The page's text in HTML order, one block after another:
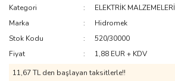
Kategori
ELEKTRİK MALZEMELERİ
Marka
Hidromek
Stok Kodu
520/30000
Fiyat
1,88 EUR + KDV
11,67 TL den başlayan taksitlerle!!